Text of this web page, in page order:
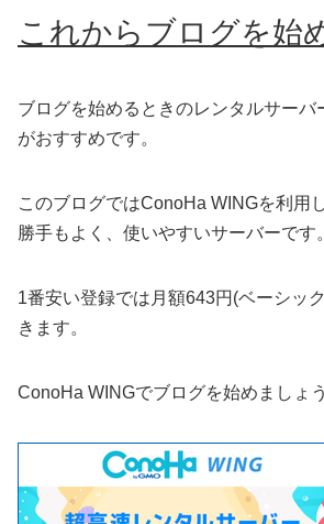
これからブログを始
ブログを始めるときのレンタルサーバ
がおすすめです。
このブログではConoHa WINGを利用
勝手もよく、使いやすいサーバーです。
1番安い登録では月額643円(ベーシッ
きます。
ConoHa WINGでブログを始めましょう